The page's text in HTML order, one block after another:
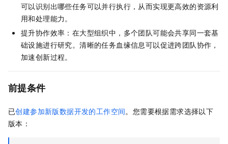
可以识别出哪些任务可以并行执行，从而实现更高效的资源利
用和处理能力。
提升协作效率：在大型组织中，多个团队可能会共享同一套基
础设施进行研究。清晰的任务血缘信息可以促进跨团队协作，
加速创新过程。
前提条件
已创建参加新版数据开发的工作空间。您需要根据需求选择以下
版本：